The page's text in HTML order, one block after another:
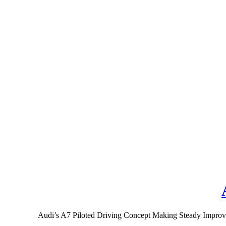
Audi’s A7 Piloted Driving Concept Making Steady